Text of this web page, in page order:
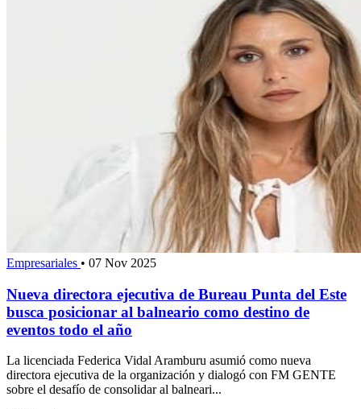
Empresariales • 07 Nov 2025
Nueva directora ejecutiva de Bureau Punta del Este
busca posicionar al balneario como destino de
eventos todo el año
La licenciada Federica Vidal Aramburu asumió como nueva
directora ejecutiva de la organización y dialogó con FM GENTE
sobre el desafío de consolidar al balneari...